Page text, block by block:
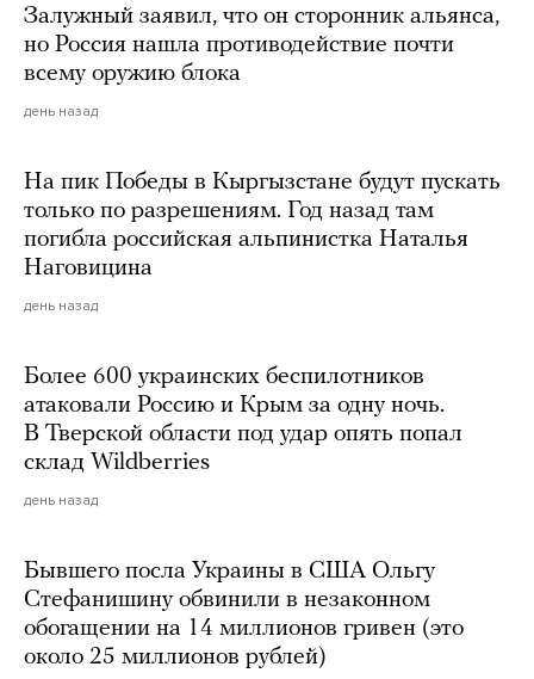
Залужный заявил, что он сторонник альянса,
но Россия нашла противодействие почти
всему оружию блока
день назад
На пик Победы в Кыргызстане будут пускать
только по разрешениям. Год назад там
погибла российская альпинистка Наталья
Наговицина
день назад
Более 600 украинских беспилотников
атаковали Россию и Крым за одну ночь.
В Тверской области под удар опять попал
склад Wildberries
день назад
Бывшего посла Украины в США Ольгу
Стефанишину обвинили в незаконном
обогащении на 14 миллионов гривен (это
около 25 миллионов рублей)